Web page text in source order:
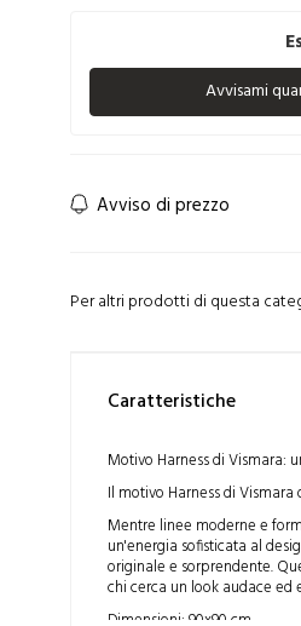
Avvisami
Avviso di prezzo
Per altri prodotti di questa
Caratteristiche
Motivo Harness di Vismara:
Il motivo Harness di
Mentre linee moderne e
un'energia sofisticata al
originale e sorprendente.
chi cerca un look audace ed
Dimensioni: 90x90 cm